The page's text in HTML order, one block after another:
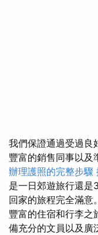
我們保證通過受過良
豐富的銷售同事以及
辦理護照的完整步驟
是一日郊遊旅行還是
回家的旅程完全滿意
豐富的住宿和行李之
備充分的文員以及廣